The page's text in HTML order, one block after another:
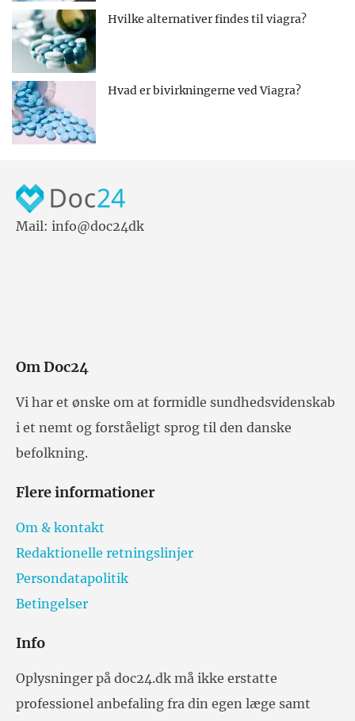
Hvilke alternativer findes til viagra?
Hvad er bivirkningerne ved Viagra?
Mail: info@doc24dk
Om Doc24
Vi har et ønske om at formidle sundhedsvidenskab
i et nemt og forståeligt sprog til den danske
befolkning.
Flere informationer
Om & kontakt
Redaktionelle retningslinjer
Persondatapolitik
Betingelser
Info
Oplysninger på doc24.dk må ikke erstatte
professionel anbefaling fra din egen læge samt